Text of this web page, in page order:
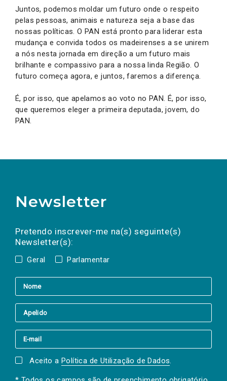
Juntos, podemos moldar um futuro onde o respeito
pelas pessoas, animais e natureza seja a base das
nossas políticas. O PAN está pronto para liderar esta
mudança e convida todos os madeirenses a se unirem
a nós nesta jornada em direção a um futuro mais
brilhante e compassivo para a nossa linda Região. O
futuro começa agora, e juntos, faremos a diferença.
É, por isso, que apelamos ao voto no PAN. É, por isso,
que queremos eleger a primeira deputada, jovem, do
PAN.
Newsletter
Pretendo inscrever-me na(s) seguinte(s)
Newsletter(s):
Geral Parlamentar
a(s) newsletter(s).
mail
Aceito a Política de Utilização de Dados.